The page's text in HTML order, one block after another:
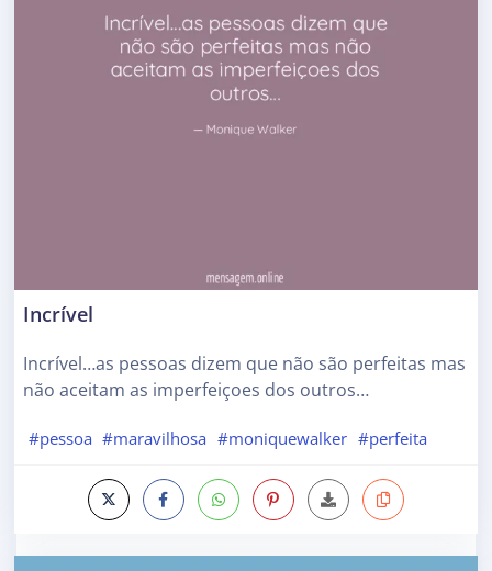
Incrível
Incrível…as pessoas dizem que não são perfeitas mas
não aceitam as imperfeiçoes dos outros…
#pessoa #maravilhosa #moniquewalker #perfeita